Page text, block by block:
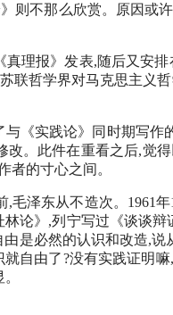
则不那么欣赏。原因或
理报》发表,随后又安
联哲学界对马克思主义
《实践论》同时期写
。此件在重看之后,觉
者的寸心之间。
泽东从不造次。1961
论》,列宁写过《谈谈
是必然的认识和改造,
由了?没有实践证明